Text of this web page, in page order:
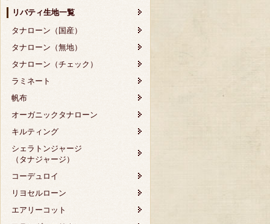
リバティ生地一覧
タナローン（国産）
タナローン（無地）
タナローン（チェック）
ラミネート
帆布
オーガニックタナローン
キルティング
シェラトンジャージ
（タナジャージ）
コーデュロイ
リヨセルローン
エアリーコット